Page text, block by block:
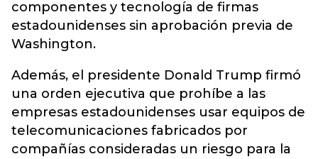
componentes y tecnología de firmas
estadounidenses sin aprobación previa de
Washington.
Además, el presidente Donald Trump firmó
una orden ejecutiva que prohíbe a las
empresas estadounidenses usar equipos de
telecomunicaciones fabricados por
compañías consideradas un riesgo para la